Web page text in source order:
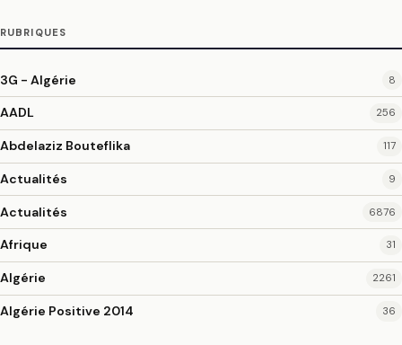
RUBRIQUES
3G - Algérie 8
AADL 256
Abdelaziz Bouteflika 117
Actualités 9
Actualités 6876
Afrique 31
Algérie 2261
Algérie Positive 2014 36